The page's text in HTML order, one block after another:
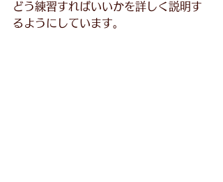
どう練習すればいいかを詳しく説明す
るようにしています。